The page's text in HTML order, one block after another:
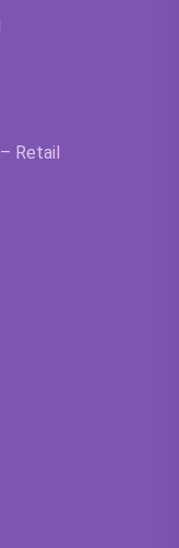
Retail